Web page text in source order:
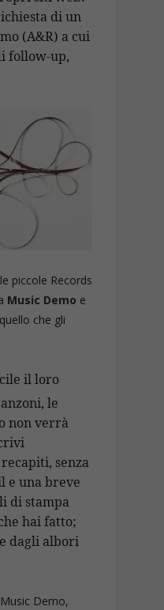
di un
(A&R) a cui
follow-up,
piccole Records
Music Demo e
che gli
il loro
le
non verrà
senza
e una breve
di stampa
hai fatto;
dagli albori
Demo,